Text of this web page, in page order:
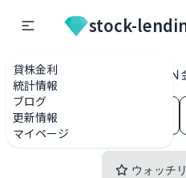
貸株金利
統計情報
ブログ
更新情報
マイページ
stock-
貸株金利一覧 2037 Ｎ
開始
週
ウォッチ